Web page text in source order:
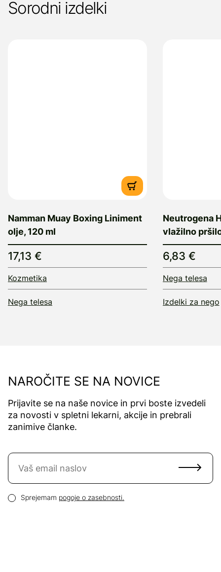
Sorodni izdelki
Namman Muay Boxing Liniment
olje, 120 ml
17,13 €
Kozmetika
Nega telesa
Neutrogena
vlažilno
6,83 €
Nega telesa
Izdelki za nego
NAROČITE SE NA NOVICE
Prijavite se na naše novice in prvi boste izvedeli
za novosti v spletni lekarni, akcije in prebrali
zanimive članke.
Naročite se na novice
Pogoji zasebnosti
Sprejemam pogoje o zasebnosti.